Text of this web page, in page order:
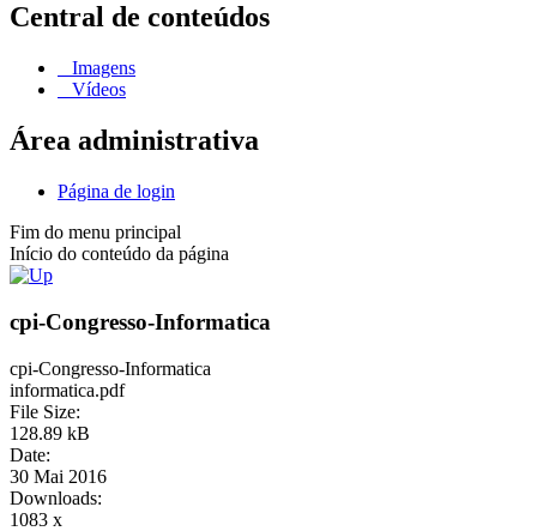
Central de conteúdos
Imagens
Vídeos
Área administrativa
Página de login
Fim do menu principal
Início do conteúdo da página
cpi-Congresso-Informatica
cpi-Congresso-Informatica
informatica.pdf
File Size:
128.89 kB
Date:
30 Mai 2016
Downloads:
1083 x